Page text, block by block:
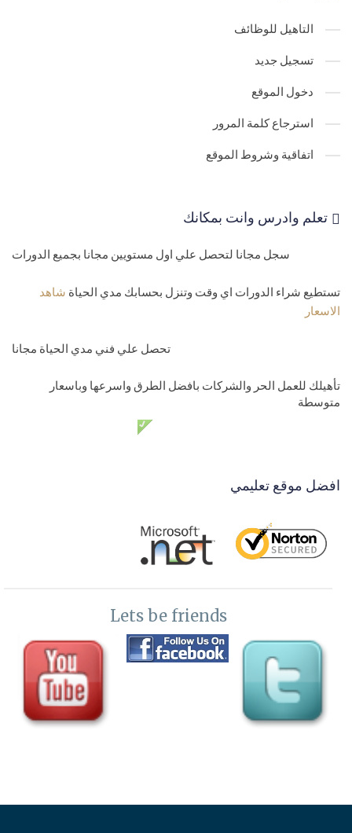
التاهيل للوظائف
تسجيل جديد
دخول الموقع
استرجاع كلمة المرور
اتفاقية وشروط الموقع
تعلم وادرس وانت بمكانك
سجل مجانا لتحصل علي اول مستويين مجانا بجميع الدورات
تستطيع شراء الدورات اي وقت وتنزل بحسابك مدي الحياة شاهد
الاسعار
تحصل علي فني مدي الحياة مجانا
تأهيلك للعمل الحر والشركات بافضل الطرق واسرعها وباسعار
متوسطة
افضل موقع تعليمي
Lets be friends